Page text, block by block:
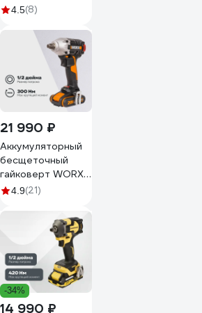
18 В, 610 Нм, 2500
мин, с 2 АКБ 2 Ач
и ЗУ, в кейсе
DCF921D2T
DCF921D2T-QW
4.5(8)
21 990 ₽
Аккумуляторный
бесщеточный
гайковерт WORX
WX272
4.9(21)
-34%
14 990 ₽